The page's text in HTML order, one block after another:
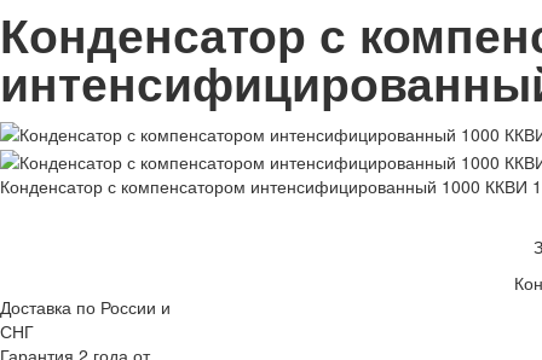
Конденсатор с
Конденсатор с компенсатором интенсифицированный 1000 ККВИ 1
Доставка по России и
СНГ
Гарантия 2 года от